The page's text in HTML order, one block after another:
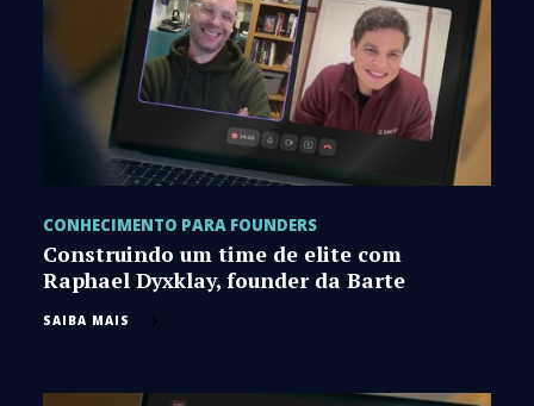
CONHECIMENTO PARA FOUNDERS
Construindo um time de elite com
Raphael Dyxklay, founder da Barte
SAIBA MAIS